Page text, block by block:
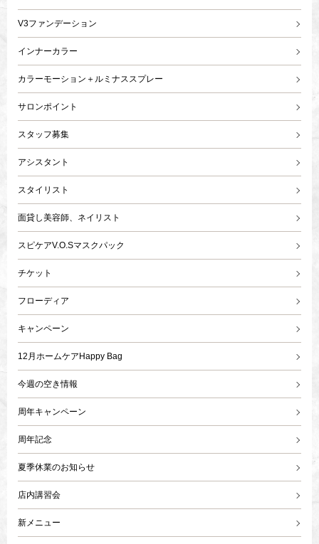
V3ファンデーション
インナーカラー
カラーモーション＋ルミナススプレー
サロンポイント
スタッフ募集
アシスタント
スタイリスト
面貸し美容師、ネイリスト
スピケアV.O.Sマスクパック
チケット
フローディア
キャンペーン
12月ホームケアHappy Bag
今週の空き情報
周年キャンペーン
周年記念
夏季休業のお知らせ
店内講習会
新メニュー